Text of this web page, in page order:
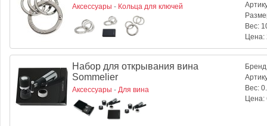
Аксессуары - Кольца для ключей
Вес:
Цена:
Набор для открывания вина
Sommelier
Аксессуары - Для вина
Вес:
Цена: